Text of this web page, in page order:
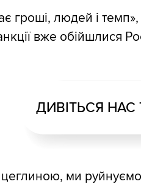
гроші, людей і
вже обійшлися
ДИВІТЬСЯ НАС
ми руйнуємо